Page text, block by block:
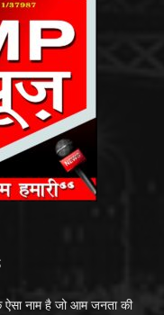
नाम है जो आम जनता की